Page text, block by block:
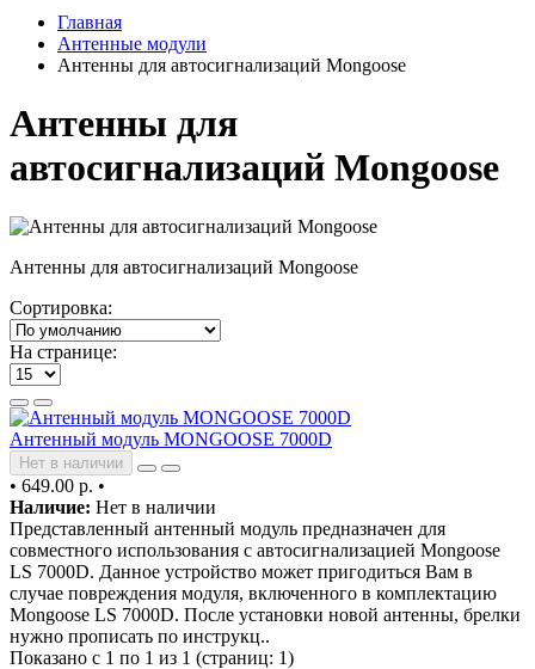
Главная
Антенные модули
Антенны для автосигнализаций Mongoose
Антенны для
автосигнализаций Mongoose
Антенны для автосигнализаций Mongoose
Сортировка:
На странице:
Антенный модуль MONGOOSE 7000D
Нет в наличии
• 649.00 р. •
Наличие: Нет в наличии
Представленный антенный модуль предназначен для
совместного использования с автосигнализацией Mongoose
LS 7000D. Данное устройство может пригодиться Вам в
случае повреждения модуля, включенного в комплектацию
Mongoose LS 7000D. После установки новой антенны, брелки
нужно прописать по инструкц..
Показано с 1 по 1 из 1 (страниц: 1)